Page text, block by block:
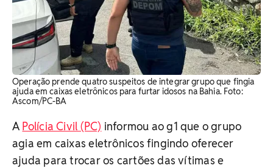
Operação prende quatro suspeitos de integrar grupo que fingia
ajuda em caixas eletrônicos para furtar idosos na Bahia. Foto:
Ascom/PC-BA
A Polícia Civil (PC) informou ao g1 que o grupo
agia em caixas eletrônicos fingindo oferecer
ajuda para trocar os cartões das vítimas e